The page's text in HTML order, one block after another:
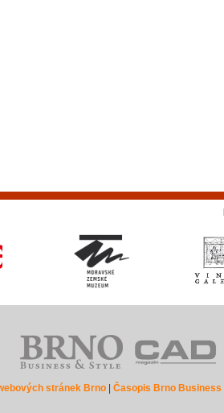
stránek Brno| Časopis Brno Business